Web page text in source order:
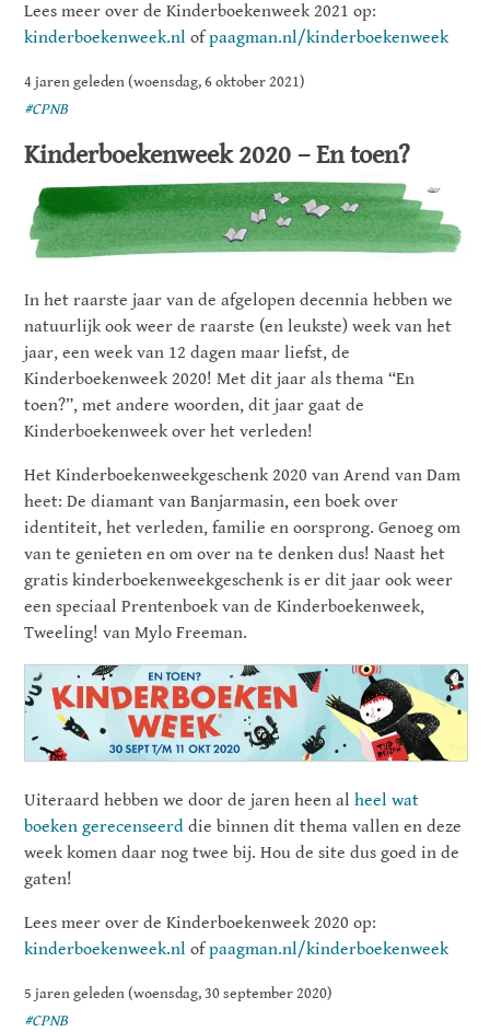
Lees meer over de Kinderboekenweek 2021 op:
kinderboekenweek.nl ofpaagman.nl/kinderboekenweek
4 jaren geleden (woensdag, 6 oktober 2021)
#CPNB
Kinderboekenweek 2020 – En toen?
In het raarste jaar van de afgelopen decennia hebben we
natuurlijk ook weer de raarste (en leukste) week van het
jaar, een week van 12 dagen maar liefst, de
Kinderboekenweek 2020! Met dit jaar als thema “En
toen?”, met andere woorden, dit jaar gaat de
Kinderboekenweek over het verleden!
Het Kinderboekenweekgeschenk 2020 van Arend van Dam
heet: De diamant van Banjarmasin, een boek over
identiteit, het verleden, familie en oorsprong. Genoeg om
van te genieten en om over na te denken dus! Naast het
gratis kinderboekenweekgeschenk is er dit jaar ook weer
een speciaal Prentenboek van de Kinderboekenweek,
Tweeling! van Mylo Freeman.
Uiteraard hebben we door de jaren heen alheel wat
boeken gerecenseerd die binnen dit thema vallen en deze
week komen daar nog twee bij. Hou de site dus goed in de
gaten!
Lees meer over de Kinderboekenweek 2020 op:
kinderboekenweek.nl ofpaagman.nl/kinderboekenweek
5 jaren geleden (woensdag, 30 september 2020)
#CPNB